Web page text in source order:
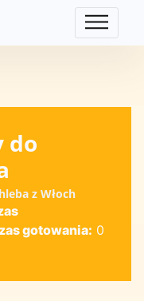
do
z Włoch
gotowania: 0